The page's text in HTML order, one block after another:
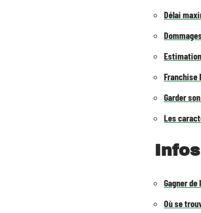
Délai
Franchise
Garder
Les
Infos
Gagner
Où se